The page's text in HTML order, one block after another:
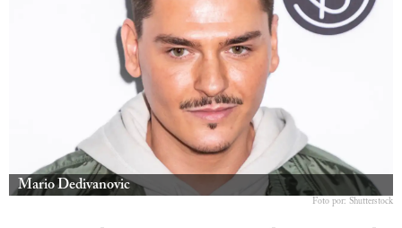
Mario Dedivanovic
Foto por: Shutterstock